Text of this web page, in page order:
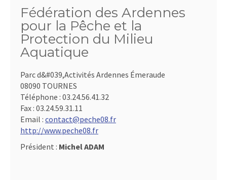
Fédération des Ardennes
pour la Pêche et la
Protection du Milieu
Aquatique
Parc d&#039,Activités Ardennes Émeraude
08090 TOURNES
Téléphone : 03.24.56.41.32
Fax : 03.24.59.31.11
Email : contact@peche08.fr
http://www.peche08.fr
Président : Michel ADAM